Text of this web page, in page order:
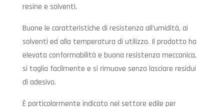
resine e solventi.
Buone le caratteristiche di resistenza all’umidità, ai
solventi ed alla temperatura di utilizzo. Il prodotto ha
elevata conformabilità e buona resistenza meccanica,
si taglia facilmente e si rimuove senza lasciare residui
di adesivo.
È particolarmente indicato nel settore edile per